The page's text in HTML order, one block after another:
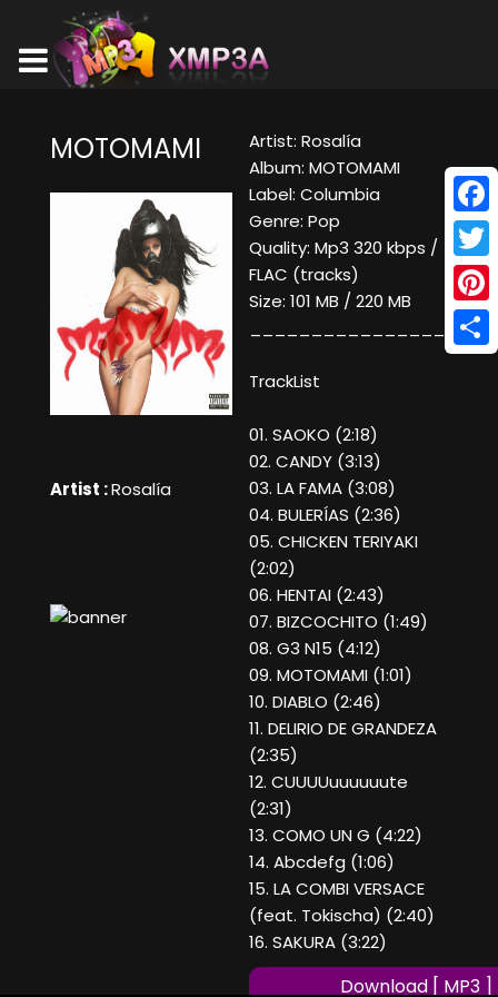
MOTOMAMI
Artist :Rosalía
Artist: Rosalía
Album: MOTOMAMI
Label: Columbia
Genre: Pop
Quality: Mp3 320 kbps /
FLAC (tracks)
Size: 101 MB / 220 MB
TrackList
01. SAOKO (2:18)
02. CANDY (3:13)
03. LA FAMA (3:08)
04. BULERÍAS (2:36)
05. CHICKEN TERIYAKI
(2:02)
06. HENTAI (2:43)
07. BIZCOCHITO (1:49)
08. G3 N15 (4:12)
09. MOTOMAMI (1:01)
10. DIABLO (2:46)
11. DELIRIO DE GRANDEZA
(2:35)
12. CUUUUuuuuuute
(2:31)
13. COMO UN G (4:22)
14. Abcdefg (1:06)
15. LA COMBI VERSACE
(feat. Tokischa) (2:40)
16. SAKURA (3:22)
Download [ MP3 ]